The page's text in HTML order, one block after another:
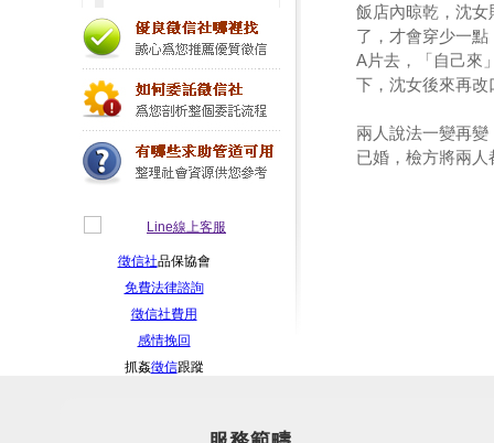
徵信社品保協會
免費法律諮詢
徵信社費用
感情挽回
抓姦徵信跟蹤
飯店內晾乾，沈
了，才會穿少一
A片去，「自己來
下，沈女後來再
兩人說法一變再
已婚，檢方將兩人